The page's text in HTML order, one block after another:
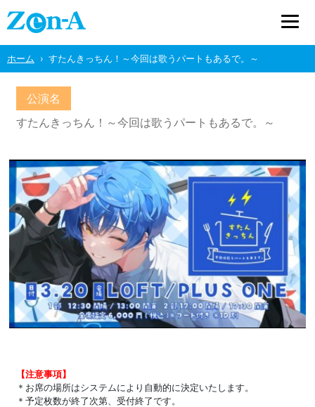
ホーム すたんきっちん！～今回は歌うパートもあるで。～
公演名
すたんきっちん！～今回は歌うパートもあるで。～
【注意事項】
＊お席の場所はシステムにより自動的に決定いたします。
＊予定枚数が終了次第、受付終了です。